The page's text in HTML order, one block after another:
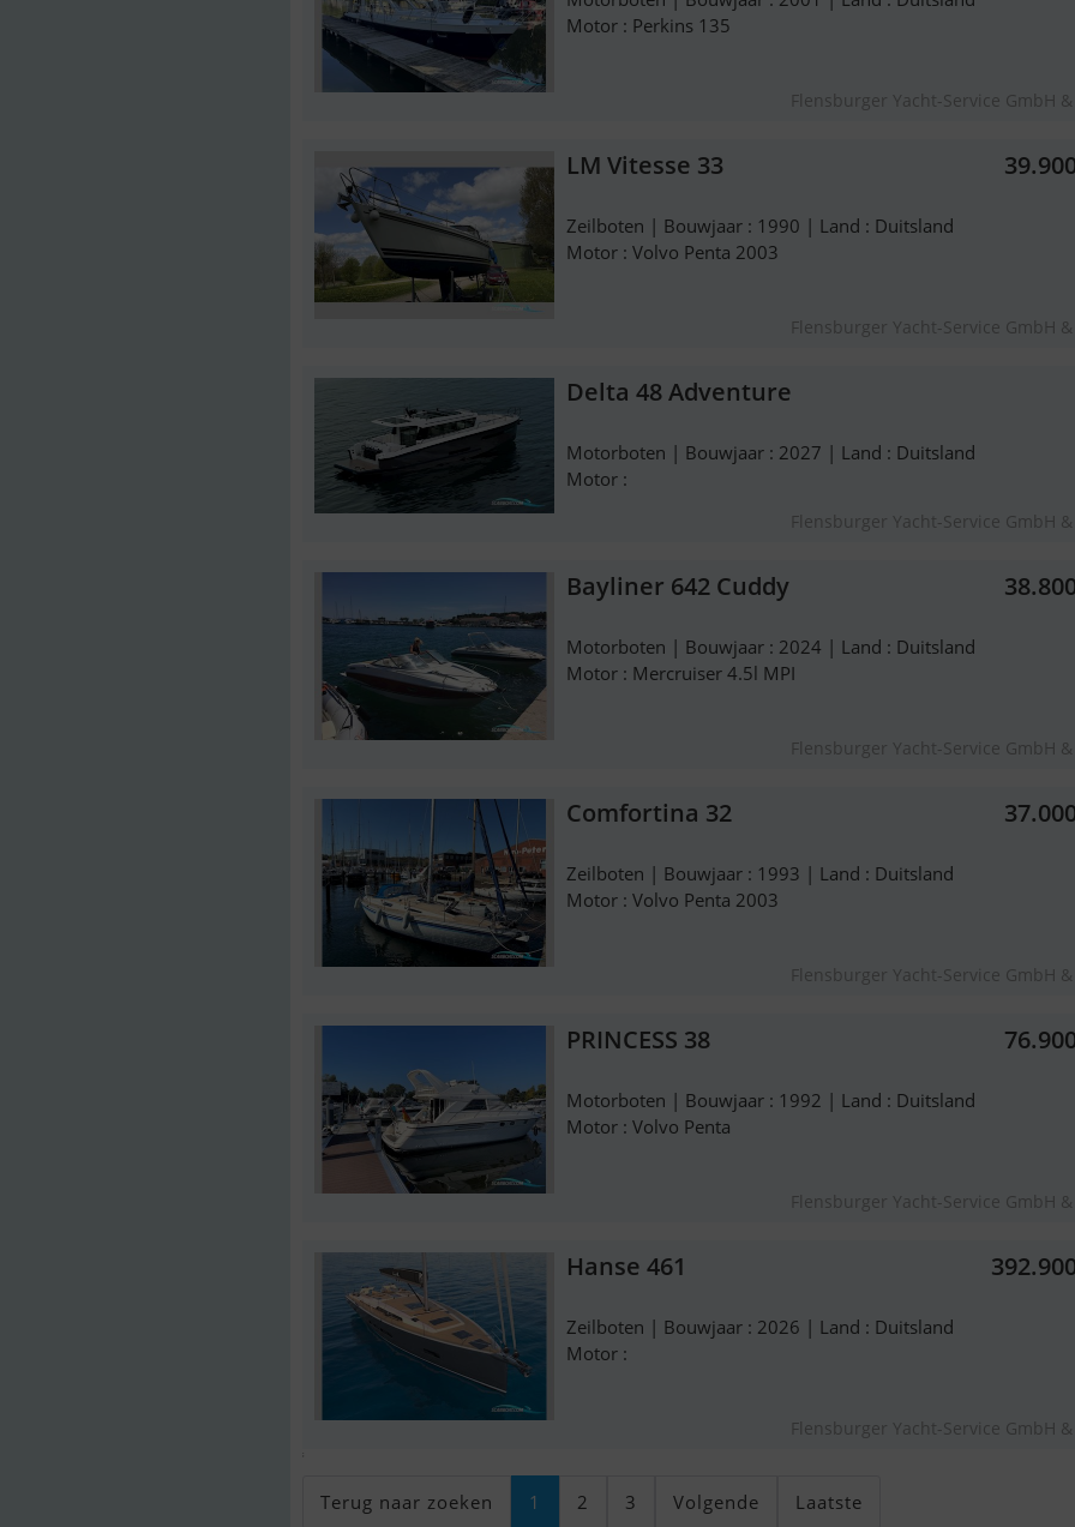
Motor : Perkins 135
Flensburger Yacht-Service GmbH &
LM Vitesse 33
Zeilboten | Bouwjaar : 1990 | Land : Duitsland
Motor : Volvo Penta 2003
Flensburger Yacht-Service GmbH &
Delta 48 Adventure
Motorboten | Bouwjaar : 2027 | Land : Duitsland
Motor :
Flensburger Yacht-Service GmbH &
Bayliner 642 Cuddy
Motorboten | Bouwjaar : 2024 | Land : Duitsland
Motor : Mercruiser 4.5l MPI
Flensburger Yacht-Service GmbH &
Comfortina 32
Zeilboten | Bouwjaar : 1993 | Land : Duitsland
Motor : Volvo Penta 2003
Flensburger Yacht-Service GmbH &
PRINCESS 38
Motorboten | Bouwjaar : 1992 | Land : Duitsland
Motor : Volvo Penta
Flensburger Yacht-Service GmbH &
Hanse 461
Zeilboten | Bouwjaar : 2026 | Land : Duitsland
Motor :
Flensburger Yacht-Service GmbH &
Terug naar zoeken 1 2 3 Volgende Laatste